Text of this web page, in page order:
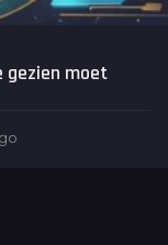
gezien moet